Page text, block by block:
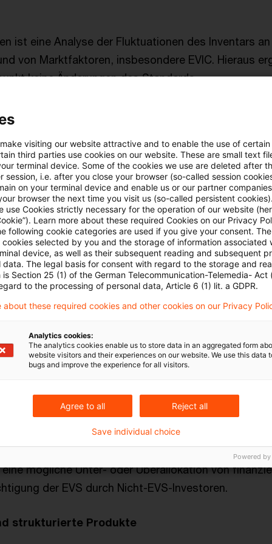
ist eine Analyse der Fluktuationen des Inventars
von Marktfaktoren, insbesondere EVIC. Hieraus
keine Änderungen des Standards.
(EVS) versteht man bilanzwirksame
die mehrere Vermögenswerte bündeln, wie
oder etikettierte Anleihen und Darlehen (z.B.
ist es, die „Folge-dem-Geld-Logik“ bei der
weitestgehend umzusetzen.
ob eine Struktur eine EVS ist oder nicht, wird ein
mit fünf Fragen bereitgestellt. Sollte dieser
hätte dies für implementierende
Anforderungen an Daten und Prozesse zur Folge.
eigenständige Assetklasse für EVS eingeführt,
sollen nach der vorgestellten Methodik anteilig nach
behandelt werden. Die EVS-Methodik beschreibt
der Methode zählen
Scope-3 Emissionen in finanzierte
mögliche Unter- oder Überallokation von
der EVS durch Nicht-EVS-Investoren.
strukturierte Produkte
visiting our website attractive and to enable the use of
third parties use cookies on our website. These are small text
terminal device. Some of the cookies we use are deleted after
session, i.e. after you close your browser (so-called session
on your terminal device and enable us or our partner
browser the next time you visit us (so-called persistent
use Cookies strictly necessary for the operation of our website
Learn more about these required Cookies on our Privacy
following cookie categories are used if you give your consent.
cookies selected by you and the storage of information associated
device, as well as their subsequent reading and subsequent
data. The legal basis for consent with regard to the storage and
is Section 25 (1) of the German Telecommunication-Telemedia- Act
to the processing of personal data, Article 6 (1) lit. a GDPR.
about these required cookies and other cookies on our Privacy
Analytics cookies:
The analytics cookies enable us to store data in an aggregated form
website visitors and their experiences on our website. We use this data
bugs and improve the experience for all visitors.
Agree to all Reject all
Save individual choice
Powered by